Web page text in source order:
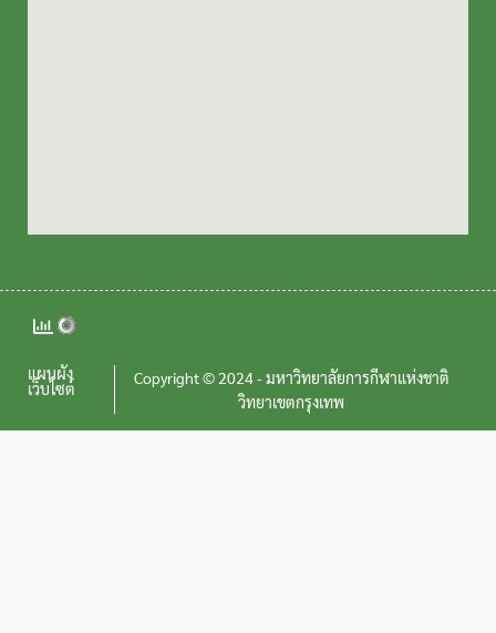
แผนผัง
เว็บไซต์
Copyright © 2024 - มหาวิทยาลัยการกีฬาแห่งชาติ
วิทยาเขตกรุงเทพ